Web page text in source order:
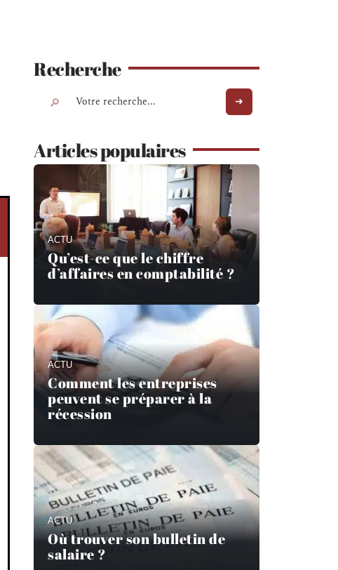
Recherche
Articles populaires
ACTU
Qu’est-ce que le chiffre
d’affaires en comptabilité ?
ACTU
Comment les entreprises
peuvent se préparer à la
récession
ACTU
Où trouver son bulletin de
salaire ?